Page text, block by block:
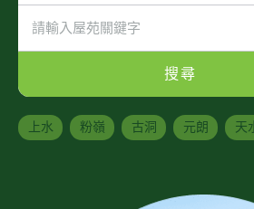
搜尋
上水 粉嶺 古洞 元朗 天